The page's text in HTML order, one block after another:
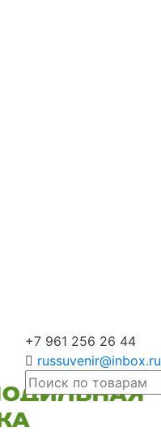
+7 961 256 26 44
russuvenir@inbox.ru